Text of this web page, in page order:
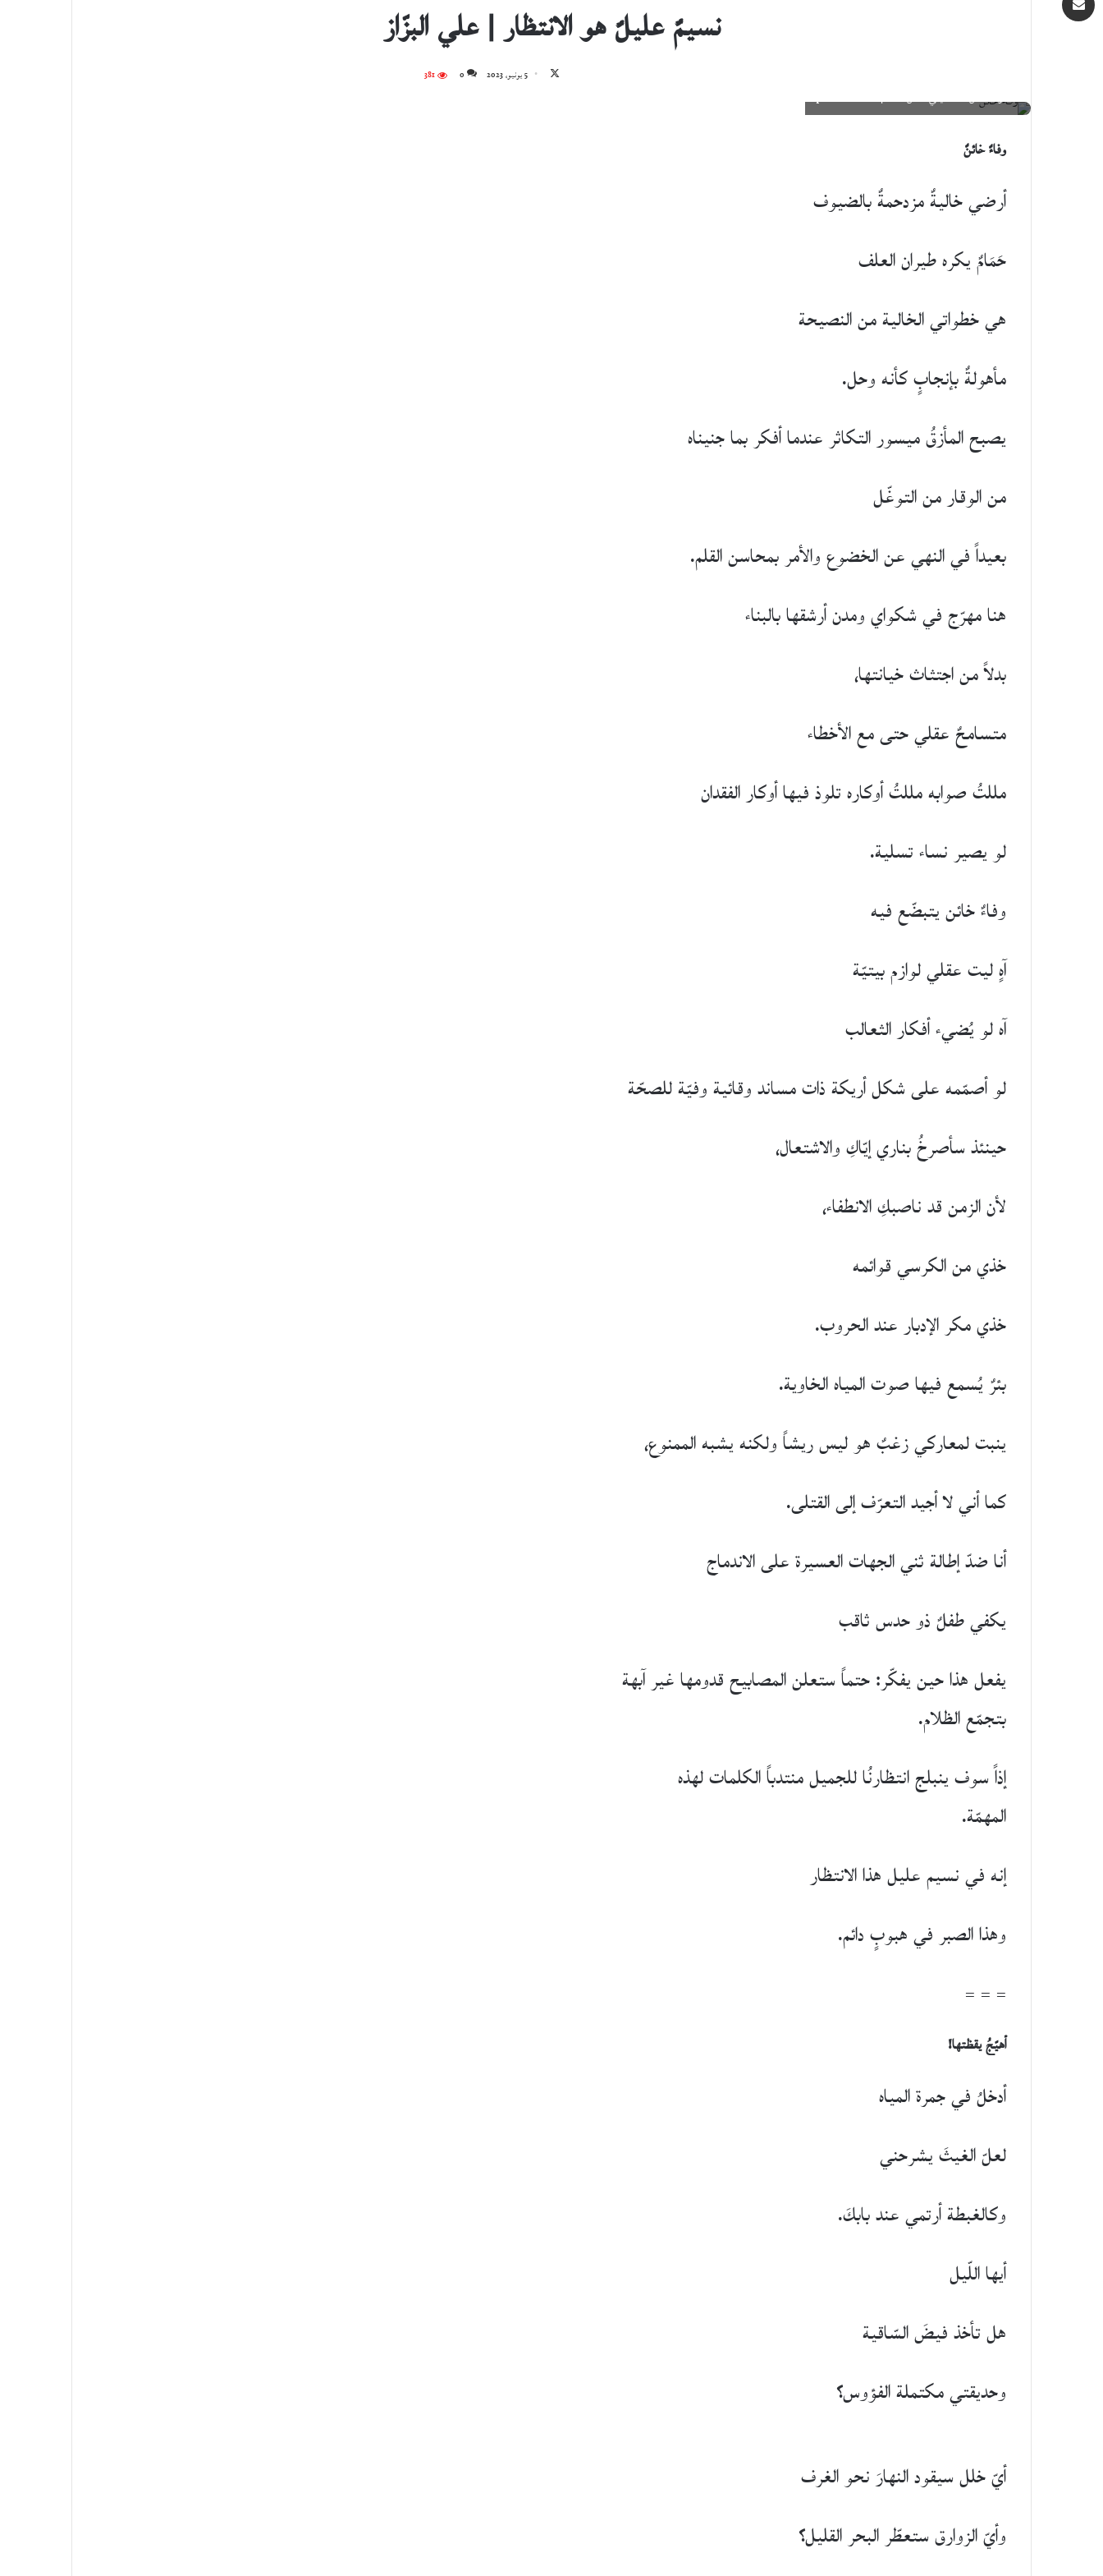
نسيمٌ عليلٌ هو الانتظار | علي البزّاز
5 يونيو، 2023 0
381
لوحة الفّان التشكيلي لقمان أحمد | qannaass.com
وفاءٌ خائنٌ
أرضي خاليةٌ مزدحمةٌ بالضيوف
حَمَامٌ يكره طيران العلف
هي خطواتي الخالية من النصيحة
مأهولةٌ بإنجابٍ كأنه وحل.
يصبح المأزقُ ميسور التكاثر عندما أفكر بما جنيناه
من الوقار من التوغّل
بعيداً في النهي عن الخضوع والأمر بمحاسن القلم.
هنا مهرّج في شكواي ومدن أرشقها بالبناء
بدلاً من اجتثاث خيانتها،
متسامحٌ عقلي حتى مع الأخطاء
مللتُ صوابه مللتُ أوكاره تلوذ فيها أوكار الفقدان
لو يصير نساء تسلية.
وفاءٌ خائن يتبضّع فيه
آهٍ ليت عقلي لوازم بيتيّة
آه لو يُضيء أفكار الثعالب
لو أصمّمه على شكل أريكة ذات مساند وقائية وفيّة للصحّة
حينئذ سأصرخُ بناري إيّاكِ والاشتعال،
لأن الزمن قد ناصبكِ الانطفاء،
خذي من الكرسي قوائمه
خذي مكر الإدبار عند الحروب.
بئرٌ يُسمع فيها صوت المياه الخاوية.
ينبت لمعاركي زغبٌ هو ليس ريشاً ولكنه يشبه الممنوع،
كما أني لا أجيد التعرّف إلى القتلى.
أنا ضدّ إطالة ثني الجهات العسيرة على الاندماج
يكفي طفلٌ ذو حدس ثاقب
يفعل هذا حين يفكّر: حتماً ستعلن المصابيح قدومها غير آبهة
بتجمّع الظلام.
إذاً سوف ينبلج انتظارنُا للجميل منتدباً الكلمات لهذه
المهمّة.
إنه في نسيم عليل هذا الانتظار
وهذا الصبر في هبوبٍ دائم.
= = =
أهيّجُ يقظتها!
أدخلُ في جمرة المياه
لعلّ الغيثَ يشرحني
وكالغبطة أرتمي عند بابكَ.
أيها اللّيل
هل تأخذ فيضَ السّاقية
وحديقتي مكتملة الفؤوس؟
أيّ خلل سيقود النهارَ نحو الغرف
وأيّ الزوارق ستعطّر البحر القليل؟